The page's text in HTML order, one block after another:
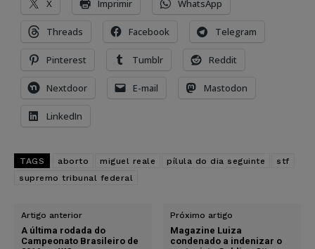
X Imprimir WhatsApp
Threads Facebook Telegram
Pinterest Tumblr Reddit
Nextdoor E-mail Mastodon
LinkedIn
TAGS aborto miguel reale pílula do dia seguinte
stf
supremo tribunal federal
Artigo anterior
A última rodada do
Campeonato Brasileiro de
Próximo artigo
Magazine Luiza
condenado a indenizar o